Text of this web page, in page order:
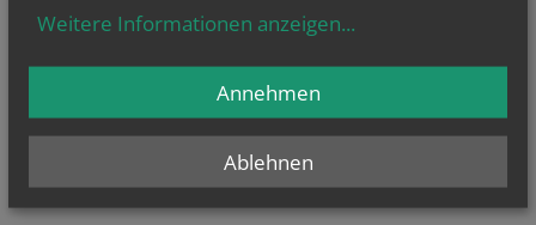
Weitere Informationen anzeigen...
Ablehnen
Annehmen